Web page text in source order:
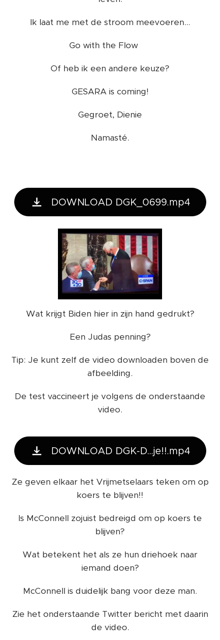
Ik laat me met de stroom meevoeren...
Go with the Flow ❤️
Of heb ik een andere keuze?
GESARA is coming!
Gegroet, Dienie
Namasté.
DOWNLOAD DGK_0699.mp4
Wat krijgt Biden hier in zijn hand gedrukt?
Een Judas penning?
Tip: Je kunt zelf de video downloaden boven de
afbeelding.
De test vaccineert je volgens de onderstaande
video.
DOWNLOAD DGK-D...je!!.mp4
Ze geven elkaar het Vrijmetselaars teken om op
koers te blijven!!
Is McConnell zojuist bedreigd om op koers te
blijven?
Wat betekent het als ze hun driehoek naar
iemand doen?
McConnell is duidelijk bang voor deze man.
Zie het onderstaande Twitter bericht met daarin
de video.